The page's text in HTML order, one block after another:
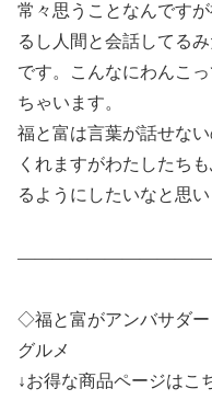
常々思うことなんです
るし人間と会話してる
です。こんなにわんこ
ちゃいます。
福と富は言葉が話せな
くれますがわたしたち
るようにしたいなと思
◇福と富がアンバサダー
グルメ
↓お得な商品ページはこ